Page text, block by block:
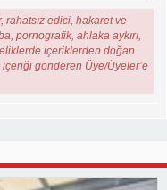
rahatsız edici, hakaret ve
pornografik, ahlaka aykırı,
içeriklerden doğan
gönderen Üye/Üyeler’e